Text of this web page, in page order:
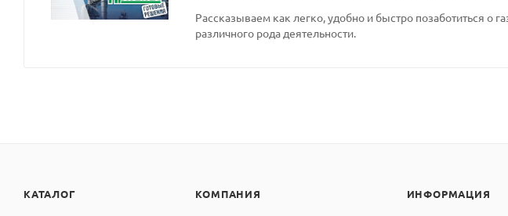
Рассказываем как легко, удобно и быстро позаботиться о
различного рода деятельности.
КАТАЛОГ КОМПАНИЯ ИНФОРМАЦИЯ